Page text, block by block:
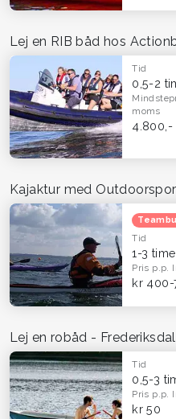
Lej en RIB båd hos
Tid
0,5-2
moms
4.800,-
Kajaktur med
Tid
1-3
Pris p.p.
kr 400-
Lej en robåd -
Tid
0,5-3
Pris p.p.
kr 50